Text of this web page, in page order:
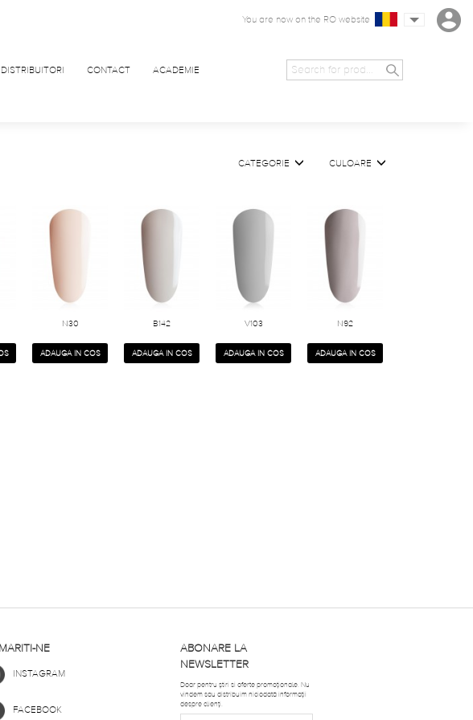
DISTRIBUITORI CONTACT ACADEMIE
You are now on the RO website
CATEGORIE CULOARE
N30
ADAUGA IN COS
B142
ADAUGA IN COS
V103
ADAUGA IN COS
N92
ADAUGA IN COS
NE
INSTAGRAM
FACEBOOK
ABONARE LA
NEWSLETTER
Doar pentru știri si oferte promoționale. Nu
vindem sau distribuim niciodată informații
despre clienți.